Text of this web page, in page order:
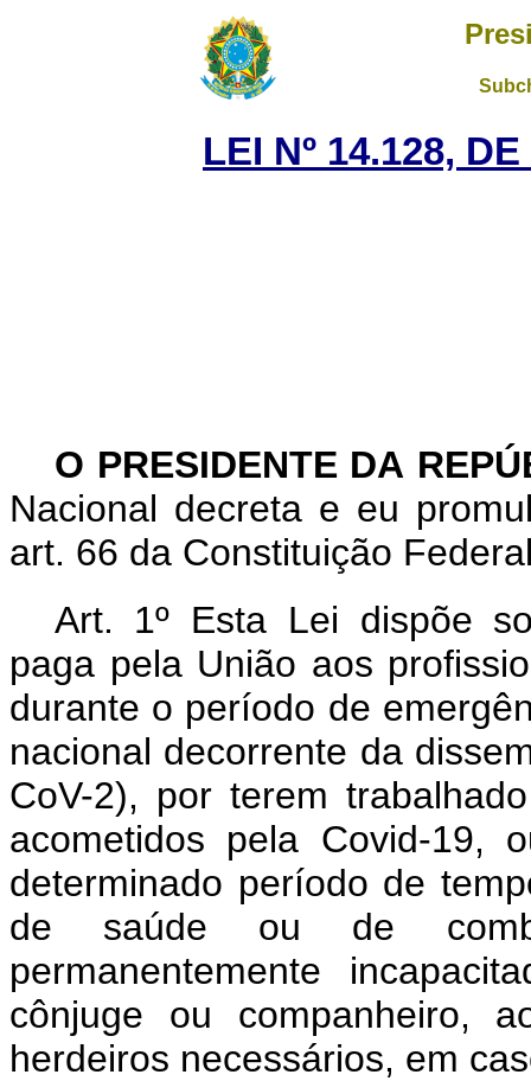
LEI Nº 14.128,
O PRESIDENTE DA
Nacional decreta e eu
art. 66 da Constituição
Art. 1º Esta Lei dispõe
paga pela União aos
durante o período de
nacional decorrente da
CoV-2), por terem
acometidos pela Covid-19,
determinado período de
de saúde ou de
permanentemente
cônjuge ou companheiro,
herdeiros necessários, em